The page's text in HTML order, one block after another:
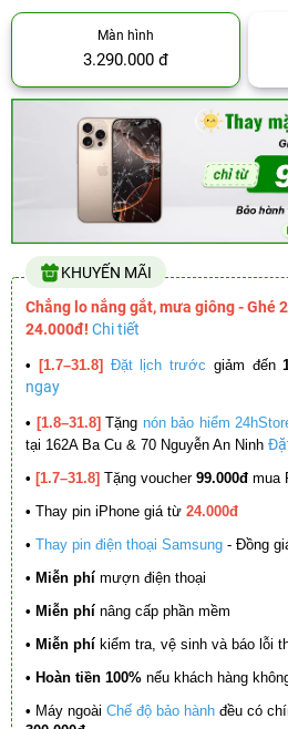
Màn hình
3.290.000 đ
KHUYẾN MÃI
Chẳng lo nắng gắt, mưa giông - Ghé
24.000đ! Chi tiết
• [1.7–31.8] Đặt lịch trước giảm đến
ngay
• [1.8–31.8] Tặng nón bảo hiểm
tại 162A Ba Cu & 70 Nguyễn An Ninh
• [1.7–31.8] Tặng voucher 99.000đ mua
• Thay pin iPhone giá từ 24.000đ
• Thay pin điện thoại Samsung - Đồng
• Miễn phí mượn điện thoại
• Miễn phí nâng cấp phần mềm
• Miễn phí kiểm tra, vệ sinh và báo lỗi
• Hoàn tiền 100% nếu khách hàng
• Máy ngoài Chế độ bảo hành đều có